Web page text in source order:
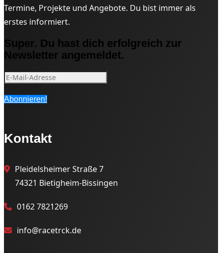
Termine, Projekte und Angebote. Du bist immer als
erstes informiert.
Super. Du hast dich erfolgreich zur
Newsletter angemeldet.
Abonnieren!
Kontakt
Pleidelsheimer Straße 7
74321 Bietigheim-Bissingen
0162 7821269
info@racetrck.de